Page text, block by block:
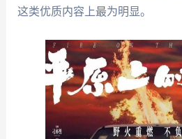
这类优质内容上最为明显。